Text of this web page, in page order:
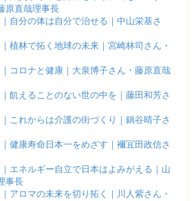
原直哉理事長
自分の体は自分で治せる｜中山栄基さ
植林で拓く地球の未来｜宮崎林司さん・
コロナと健康｜大泉博子さん・藤原直哉
飢えることのない世の中を｜藤田和芳さ
これからは介護の街づくり｜鍋谷晴子さ
健康寿命日本一をめざす｜襧冝田政信さ
エネルギー自立で日本はよみがえる｜山
事長
アロマの未来を切り拓く｜川人紫さん・